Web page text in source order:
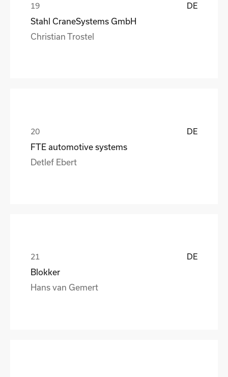
DE
Stahl CraneSystems GmbH
Christian Trostel
DE
FTE automotive systems
Detlef Ebert
DE
Blokker
Hans van Gemert